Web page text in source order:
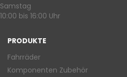
Samstag
10:00 bis 16:00 Uhr
PRODUKTE
Fahrräder
Komponenten Zubehör